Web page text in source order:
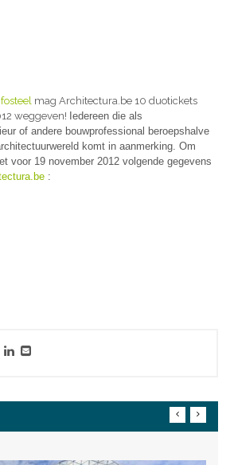
mag Architectura.be 10 duotickets
weggeven! Iedereen die als
of andere bouwprofessional beroepshalve
komt in aanmerking. Om
voor 19 november 2012 volgende gegevens
: